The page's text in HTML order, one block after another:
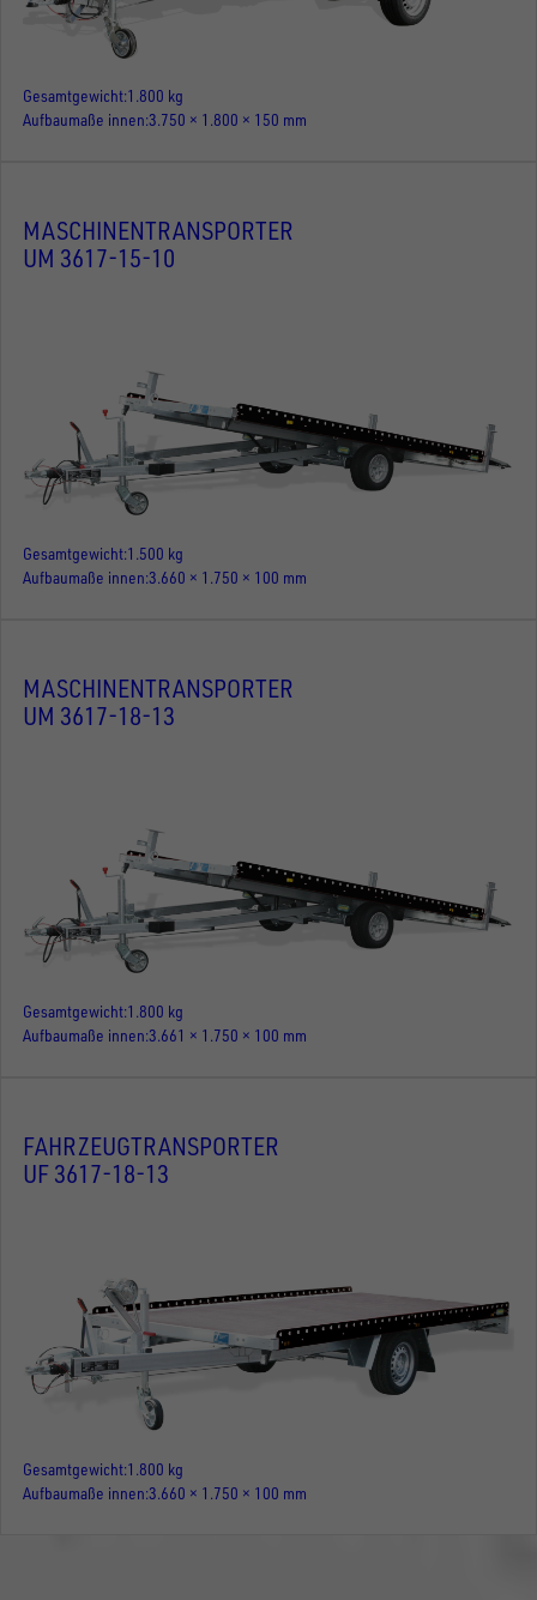
Gesamtgewicht 1.800 kg
Aufbaumaße innen 3.750 × 1.800 × 150 mm
MASCHINENTRANSPORTER
UM 3617-15-10
Gesamtgewicht 1.500 kg
Aufbaumaße innen 3.660 × 1.750 × 100 mm
MASCHINENTRANSPORTER
UM 3617-18-13
Gesamtgewicht 1.800 kg
Aufbaumaße innen 3.661 × 1.750 × 100 mm
FAHRZEUGTRANSPORTER
UF 3617-18-13
Gesamtgewicht 1.800 kg
Aufbaumaße innen 3.660 × 1.750 × 100 mm